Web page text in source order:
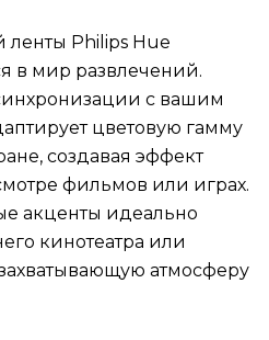
ленты Philips Hue
в мир развлечений.
с вашим
цветовую гамму
создавая эффект
фильмов или играх.
акценты идеально
кинотеатра или
атмосферу